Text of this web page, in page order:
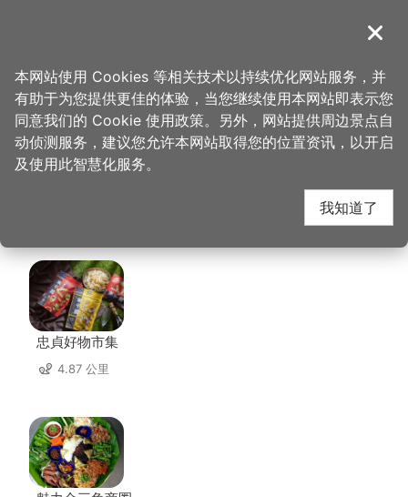
導覽
首页 > 想去的地方 > 美食、购物 > 张丰盛商行(中坜店)
张丰盛商行(中坜店) 周
边店家
忠貞好物市集
4.87 公里
关闭
本网站使用 Cookies 等相关技术以持续优化网站服务，并
有助于为您提供更佳的体验，当您继续使用本网站即表示您
同意我们的 Cookie 使用政策。另外，网站提供周边景点自
动侦测服务，建议您允许本网站取得您的位置资讯，以开启
及使用此智慧化服务。
我知道了